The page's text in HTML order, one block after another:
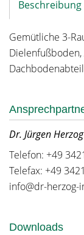
Beschreibung
Gemütliche 3-
Dr. Jürgen
Telefon: +49
Telefax: +49
info@dr-
Downloads